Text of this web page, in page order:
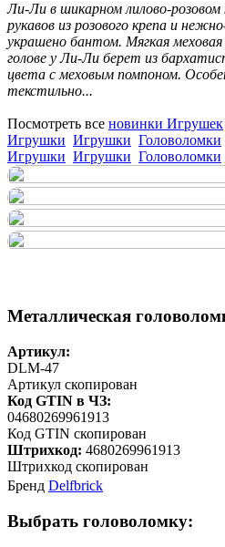
Ли-Ли в шикарном лилово-
рукавов из розового крепа и
украшено бантом. Мягкая
голове у Ли-Ли берет из
цвета с меховым помпоном.
текстильно...
Посмотреть все новинки Игрушек
Игрушки Игрушки Головоломки
Игрушки Игрушки Головоломки
Металлическая
Артикул:
DLM-47
Артикул скопирован
Код GTIN в ЧЗ:
04680269961913
Код GTIN скопирован
Штрихкод: 4680269961913
Штрихкод скопирован
Бренд Delfbrick
Выбрать головоломку: